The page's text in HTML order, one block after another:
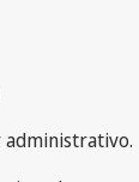
administrativo.